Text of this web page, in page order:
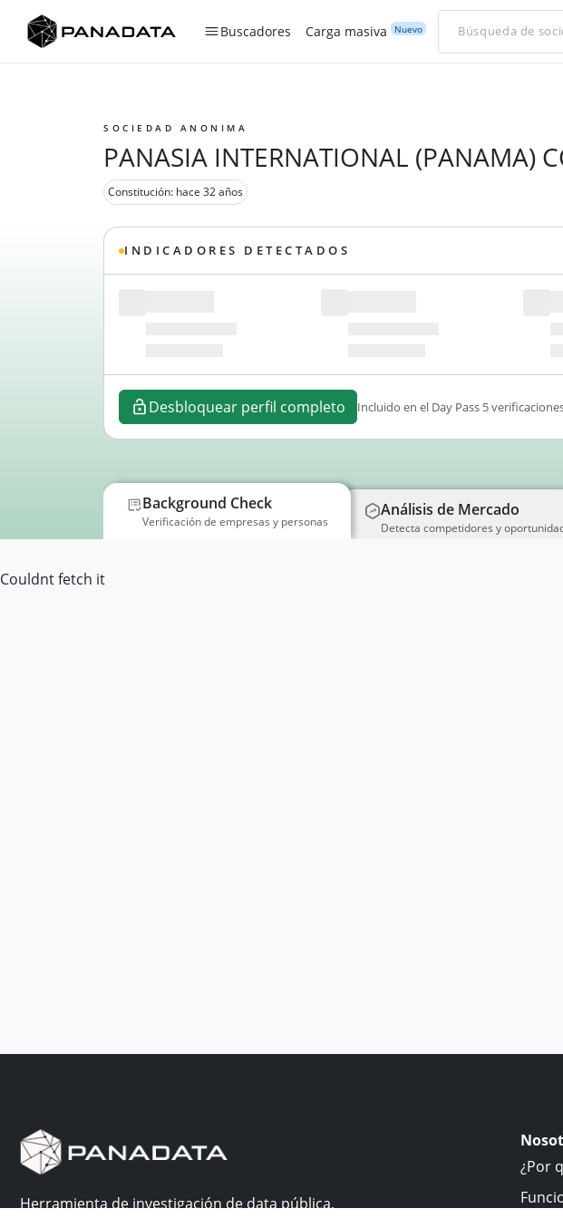
Buscadores Carga masiva Nuevo
SOCIEDAD ANONIMA
PANASIA INTERNATIONAL (PANAMA)
Constitución: hace 32 años
INDICADORES DETECTADOS
Desbloquear perfil completo Incluido en el Day Pass 5
Background Check
Verificación de empresas y personas
Análisis de Mercado
Detecta competidores y
Couldnt fetch it
Herramienta de investigación de data pública,
¿Por